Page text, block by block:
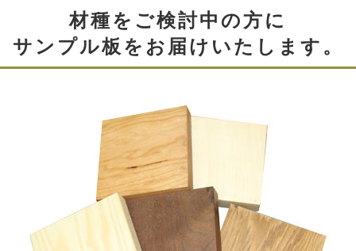
材種をご検討中の方に
サンプル板をお届けいたします。